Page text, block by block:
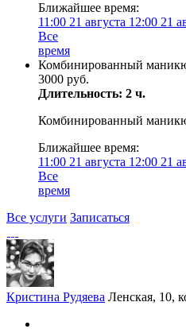
Ближайшее время:
11:00 21 августа 12:00 21
Все
время
Комбинированный
3000 руб.
Длительность: 2 ч.
Комбинированный
Ближайшее время:
11:00 21 августа 12:00 21
Все
время
Все услуги Записаться
Кристина Рудяева Ленская, 10,